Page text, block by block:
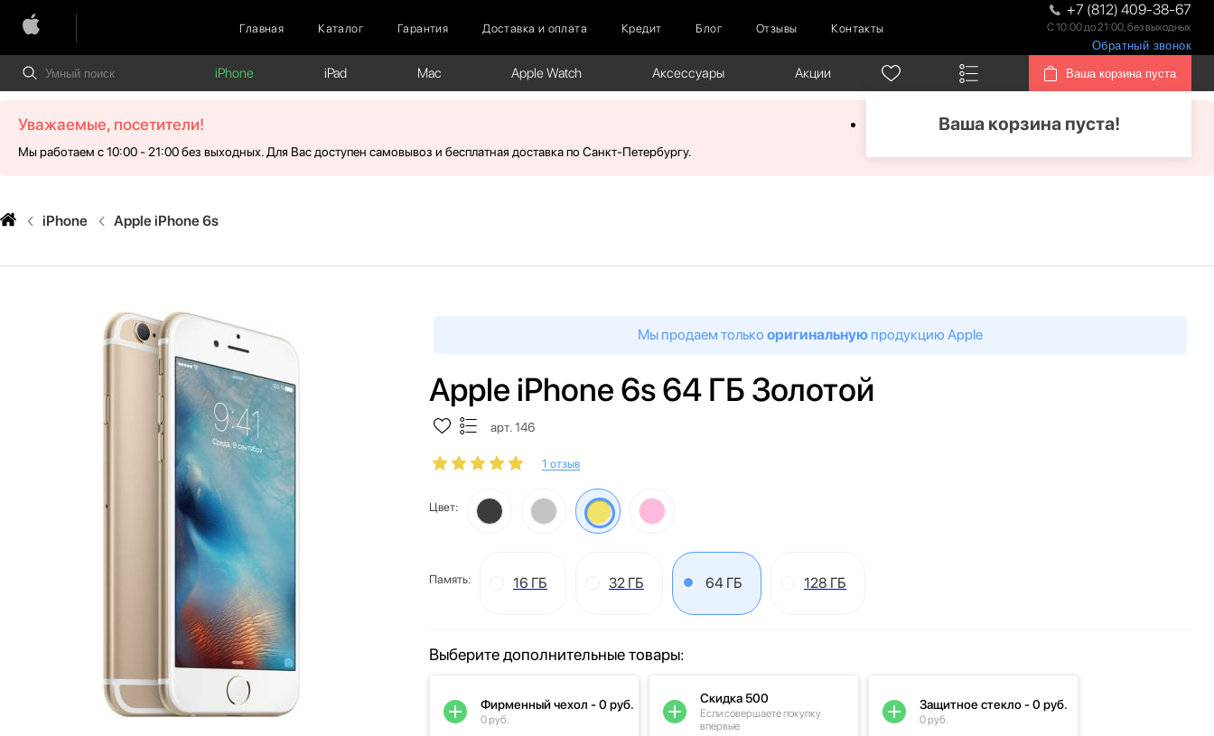
Главная Каталог Гарантия Доставка и оплата Кредит Блог Отзывы Контакты
+7 (812) 409-38-67
С 10:00 до 21:00, без выходных
Обратный звонок
iPhone iPad Mac Apple Watch Аксессуары Акции Ваша корзина пуста
Ваша корзина пуста!
Уважаемые, посетители!
Мы работаем с 10:00 - 21:00 без выходных. Для Вас доступен самовывоз и бесплатная доставка по Санкт-Петербургу.
iPhone Apple iPhone 6s
Мы продаем только оригинальную продукцию Apple
Apple iPhone 6s 64 ГБ Золотой
арт. 146
1 отзыв
Цвет:
Память: 16 ГБ 32 ГБ 64 ГБ 128 ГБ
Выберите дополнительные товары:
Фирменный чехол - 0 руб.
0 руб.
Скидка 500
Если совершаете покупку
впервые
Защитное стекло - 0 руб.
0 руб.